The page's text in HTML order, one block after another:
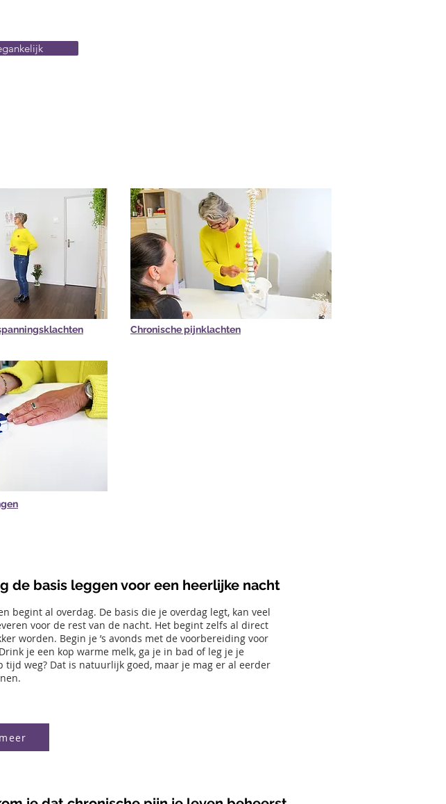
Chronische pijnklachten
de basis leggen voor een heerlijke nacht
begint al overdag. De basis die je overdag legt, kan veel
voor de rest van de nacht. Het begint zelfs al direct
worden. Begin je ’s avonds met de voorbereiding voor
je een kop warme melk, ga je in bad of leg je je
tijd weg? Dat is natuurlijk goed, maar je mag er al eerder